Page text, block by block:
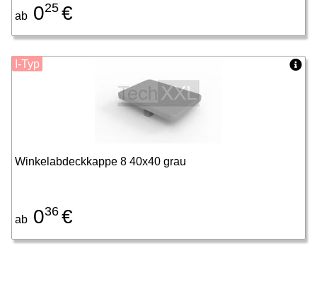
ab 025 €
Winkelabdeckkappe 8 40x40 grau
ab 036 €
I-Typ